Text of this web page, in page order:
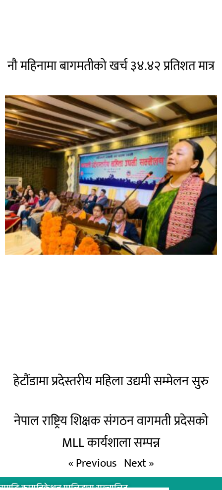
नौ महिनामा बागमतीको खर्च ३४.४२ प्रतिशत मात्र
हेटौंडामा प्रदेस्तरीय महिला उद्यमी सम्मेलन सुरु
नेपाल राष्ट्रिय शिक्षक संगठन वागमती प्रदेसको
MLL कार्यशाला सम्पन्न
« Previous Next »